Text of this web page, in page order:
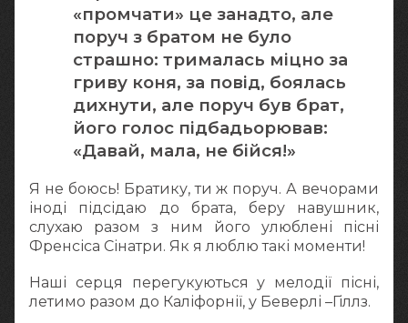
«промчати» це занадто, але
поруч з братом не було
страшно: трималась міцно за
гриву коня, за повід, боялась
дихнути, але поруч був брат,
його голос підбадьорював:
«Давай, мала, не бійся!»
Я не боюсь! Братику, ти ж поруч. А вечорами
іноді підсідаю до брата, беру навушник,
слухаю разом з ним його улюблені пісні
Френсіса Сінатри. Як я люблю такі моменти!
Наші серця перегукуються у мелодії пісні,
летимо разом до Каліфорнії, у Беверлі –Гіллз.